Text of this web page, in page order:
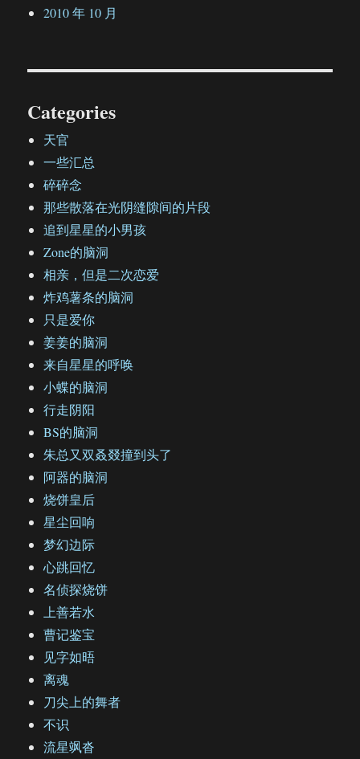
2010 年 10 月
Categories
天官
一些汇总
碎碎念
那些散落在光阴缝隙间的片段
追到星星的小男孩
Zone的脑洞
相亲，但是二次恋爱
炸鸡薯条的脑洞
只是爱你
姜姜的脑洞
来自星星的呼唤
小蝶的脑洞
行走阴阳
BS的脑洞
朱总又双叒叕撞到头了
阿器的脑洞
烧饼皇后
星尘回响
梦幻边际
心跳回忆
名侦探烧饼
上善若水
曹记鉴宝
见字如晤
离魂
刀尖上的舞者
不识
流星飒沓